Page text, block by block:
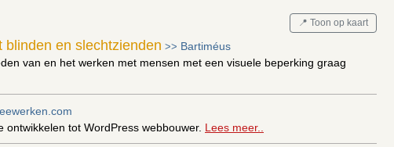
📍 Toon op kaart
en slechtzienden >> Bartiméus
van en het werken met mensen met een visuele beperking graag
tot WordPress webbouwer. Lees meer..